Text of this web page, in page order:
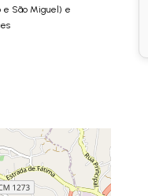
e São Miguel) e